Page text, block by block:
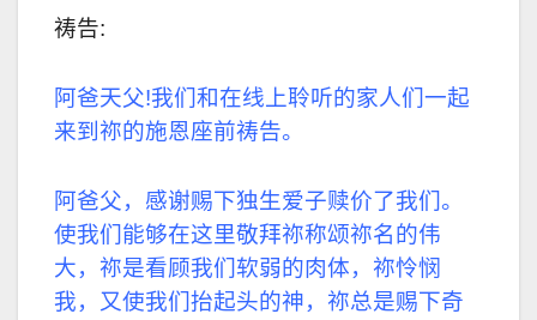
祷告:
阿爸天父!我们和在线上聆听的家人们一起
来到祢的施恩座前祷告。
阿爸父，感谢赐下独生爱子赎价了我们。
使我们能够在这里敬拜祢称颂祢名的伟
大，祢是看顾我们软弱的肉体，祢怜悯
我，又使我们抬起头的神，祢总是赐下奇